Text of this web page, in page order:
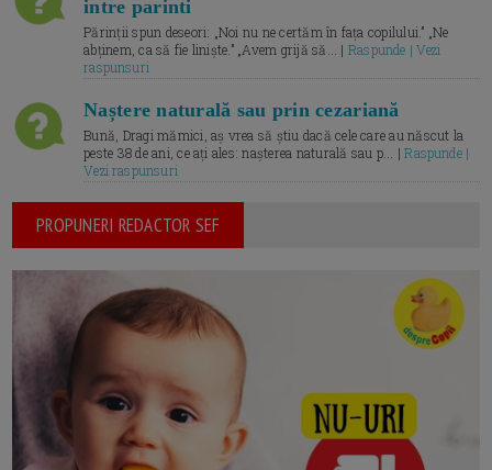
intre parinti
Părinții spun deseori: „Noi nu ne certăm în fața copilului.” „Ne
abținem, ca să fie liniște.” „Avem grijă să... | Raspunde | Vezi
raspunsuri
Naștere naturală sau prin cezariană
Bună, Dragi mămici, aș vrea să știu dacă cele care au născut la
peste 38 de ani, ce ați ales: nașterea naturală sau p... |Raspunde |
Vezi raspunsuri
PROPUNERI REDACTOR SEF